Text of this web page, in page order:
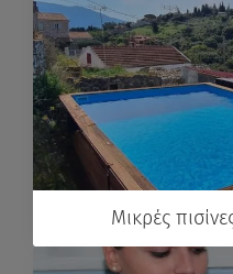
Μικρές